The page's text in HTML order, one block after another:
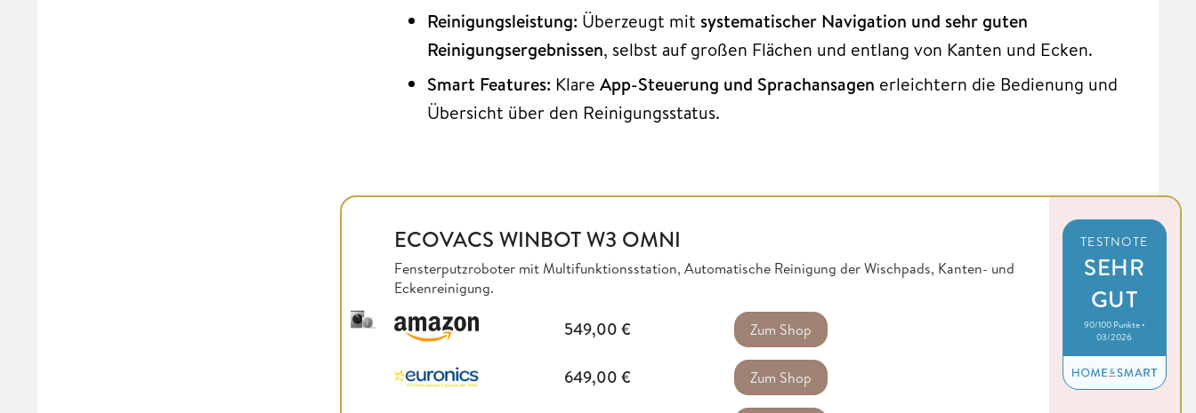
Reinigungsleistung: Überzeugt mit systematischer Navigation und sehr guten
Reinigungsergebnissen, selbst auf großen Flächen und entlang von Kanten und Ecken.
Smart Features: Klare App-Steuerung und Sprachansagen erleichtern die Bedienung und
Übersicht über den Reinigungsstatus.
ECOVACS WINBOT W3 OMNI
Fensterputzroboter mit Multifunktionsstation, Automatische Reinigung der Wischpads, Kanten- und
Eckenreinigung.
549,00€ Zum Shop
649,00€ Zum Shop
TESTNOTE
SEHR
GUT
90/100 Punkte •
03/2026